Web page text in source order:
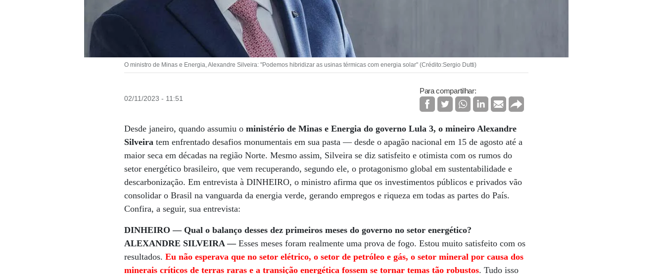
O ministro de Minas e Energia, Alexandre Silveira: "Podemos hibridizar as usinas térmicas com energia solar" (Crédito:Sergio Dutti)
02/11/2023 - 11:51
Para compartilhar:
Desde janeiro, quando assumiu oministério de Minas e Energia do governo Lula 3, o mineiro Alexandre
Silveira tem enfrentado desafios monumentais em sua pasta — desde o apagão nacional em 15 de agosto até a
maior seca em décadas na região Norte. Mesmo assim, Silveira se diz satisfeito e otimista com os rumos do
setor energético brasileiro, que vem recuperando, segundo ele, o protagonismo global em sustentabilidade e
descarbonização. Em entrevista à DINHEIRO, o ministro afirma que os investimentos públicos e privados vão
consolidar o Brasil na vanguarda da energia verde, gerando empregos e riqueza em todas as partes do País.
Confira, a seguir, sua entrevista:
DINHEIRO — Qual o balanço desses dez primeiros meses do governo no setor energético?
ALEXANDRE SILVEIRA —Esses meses foram realmente uma prova de fogo. Estou muito satisfeito com os
resultados.Eu não esperava que no setor elétrico, o setor de petróleo e gás, o setor mineral por causa dos
minerais críticos de terras raras e a transição energética fossem se tornar temas tão robustos. Tudo isso